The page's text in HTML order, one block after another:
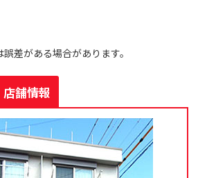
差がある場合があります。
舗情報